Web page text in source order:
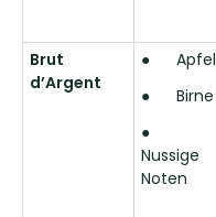
Brut
d’Argent
●
Apfel
●
Birne
●
Nussige
Noten